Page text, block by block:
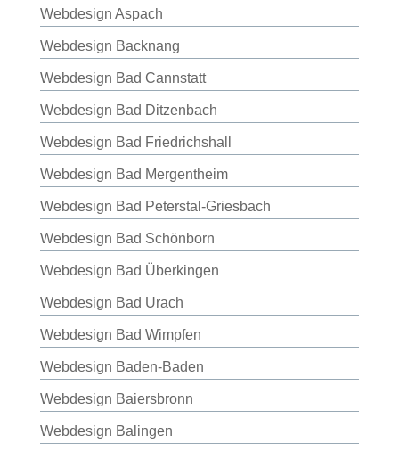
Webdesign Aspach
Webdesign Backnang
Webdesign Bad Cannstatt
Webdesign Bad Ditzenbach
Webdesign Bad Friedrichshall
Webdesign Bad Mergentheim
Webdesign Bad Peterstal-Griesbach
Webdesign Bad Schönborn
Webdesign Bad Überkingen
Webdesign Bad Urach
Webdesign Bad Wimpfen
Webdesign Baden-Baden
Webdesign Baiersbronn
Webdesign Balingen